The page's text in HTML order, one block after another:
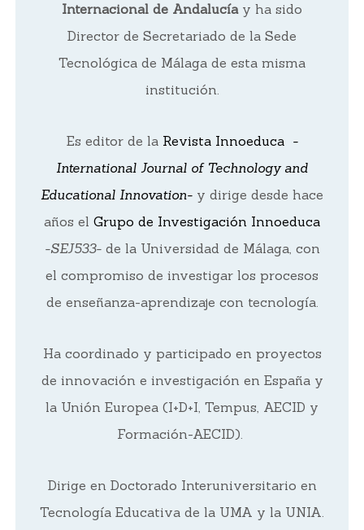
Internacional de Andalucíay ha sido
Director de Secretariado de la Sede
Tecnológica de Málaga de esta misma
institución.
Es editor de la Revista Innoeduca -
International Journal of Technology and
Educational Innovation- y dirige desde hace
años el Grupo de Investigación Innoeduca
-SEJ533-de la Universidad de Málaga, con
el compromiso de investigar los procesos
de enseñanza-aprendizaje con tecnología.
Ha coordinado y participado en proyectos
de innovación e investigación en España y
la Unión Europea (I+D+I, Tempus, AECID y
Formación-AECID).
Dirige en Doctorado Interuniversitario en
Tecnología Educativa de la UMA y la UNIA.